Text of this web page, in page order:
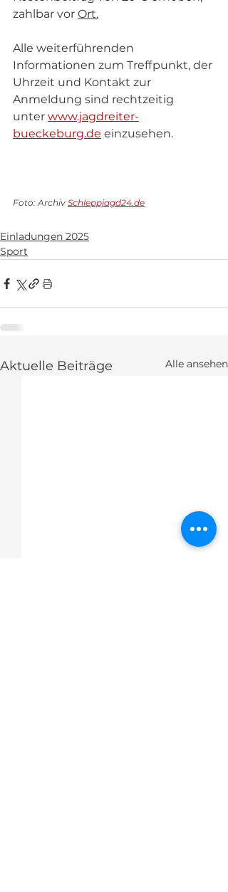
zahlbar vor Ort.
Alle weiterführenden
Informationen zum Treffpunkt, der
Uhrzeit und Kontakt zur
Anmeldung sind rechtzeitig
unter www.jagdreiter-
bueckeburg.de einzusehen.
Foto: Archiv Schleppjagd24.de
Einladungen 2025
Sport
Aktuelle Beiträge Alle ansehen